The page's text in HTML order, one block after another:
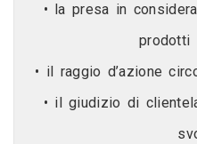
• la presa in
prodotti
• il raggio d’azione
• il giudizio di